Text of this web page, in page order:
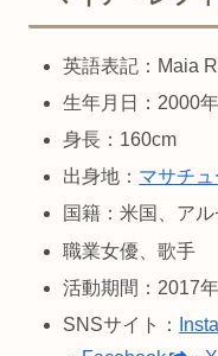
英語表記：Maia
生年月日：2000
身長：160cm
出身地： マサチ
国籍：米国、ア
職業女優、歌手
活動期間：2017
SNSサイト：